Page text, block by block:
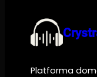
Platforma